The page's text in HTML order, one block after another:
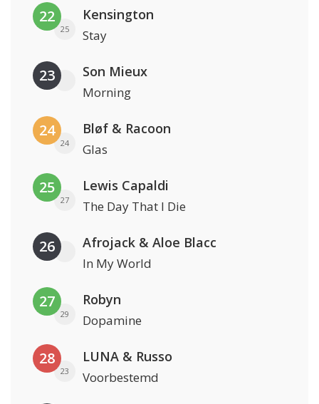
22
25
Kensington
Stay
23 Son Mieux
Morning
24
24
Bløf & Racoon
Glas
25
27
Lewis Capaldi
The Day That I Die
26 Afrojack & Aloe Blacc
In My World
27
29
Robyn
Dopamine
28
23
LUNA & Russo
Voorbestemd